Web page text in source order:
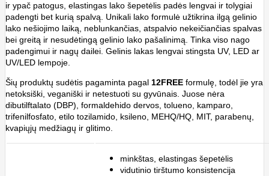
ir ypač patogus, elastingas lako šepetėlis padės lengvai ir tolygiai
padengti bet kurią spalvą. Unikali lako formulė užtikrina ilgą gelinio
lako nešiojimo laiką, neblunkančias, atspalvio nekeičiančias spalvas
bei greitą ir nesudėtingą gelinio lako pašalinimą. Tinka viso nago
padengimui ir nagų dailei. Gelinis lakas lengvai stingsta UV, LED ar
UV/LED lempoje.
Šių produktų sudėtis pagaminta pagal 12FREE formulę, todėl jie yra
netoksiški, veganiški ir netestuoti su gyvūnais. Juose nėra
dibutilftalato (DBP), formaldehido dervos, tolueno, kamparo,
trifenilfosfato, etilo tozilamido, ksileno, MEHQ/HQ, MIT, parabenų,
kvapiųjų medžiagų ir glitimo.
minkštas, elastingas šepetėlis
vidutinio tirštumo konsistencija